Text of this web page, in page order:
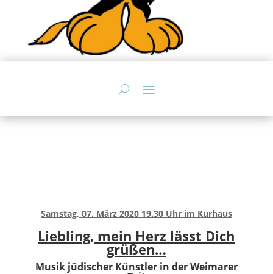
Samstag, 07. März 2020 19.30 Uhr im Kurhaus
Liebling, mein Herz lässt Dich
grüßen…
Musik jüdischer Künstler in der Weimarer